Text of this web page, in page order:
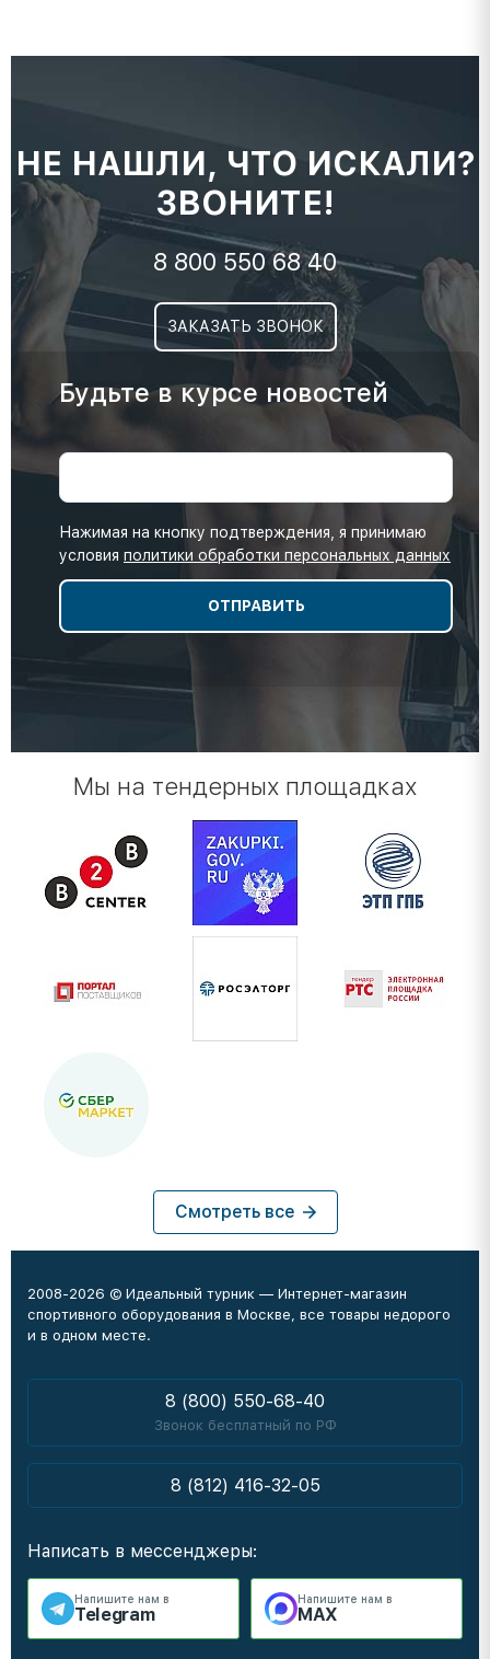
НЕ НАШЛИ, ЧТО ИСКАЛИ?
ЗВОНИТЕ!
8 800 550 68 40
ЗАКАЗАТЬ ЗВОНОК
Будьте в курсе новостей
Нажимая на кнопку подтверждения, я принимаю
условия политики обработки персональных данных
Мы на тендерных площадках
Смотреть все
2008-2026 © Идеальный турник — Интернет-магазин
спортивного оборудования в Москве, все товары недорого
и в одном месте.
8 (800) 550-68-40
Звонок бесплатный по РФ
8 (812) 416-32-05
Написать в мессенджеры:
Напишите нам в
Telegram
Напишите нам в
MAX